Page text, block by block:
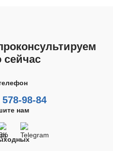
сейчас
98-84
нам